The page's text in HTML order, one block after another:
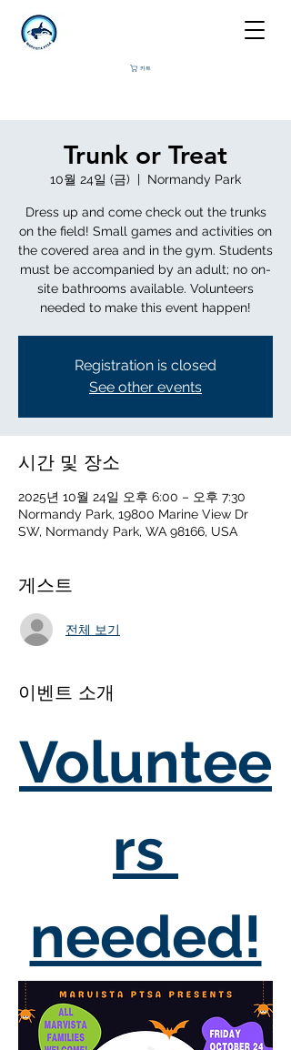
카트
Trunk or Treat
10월 24일 (금)
  |
Normandy Park
Dress up and come check out the trunks
on the field! Small games and activities on
the covered area and in the gym. Students
must be accompanied by an adult; no on-
site bathrooms available. Volunteers
needed to make this event happen!
Registration is closed
See other events
시간 및 장소
2025년 10월 24일 오후 6:00 – 오후 7:30
Normandy Park, 19800 Marine View Dr
SW, Normandy Park, WA 98166, USA
게스트
전체 보기
이벤트 소개
Voluntee
rs
needed!